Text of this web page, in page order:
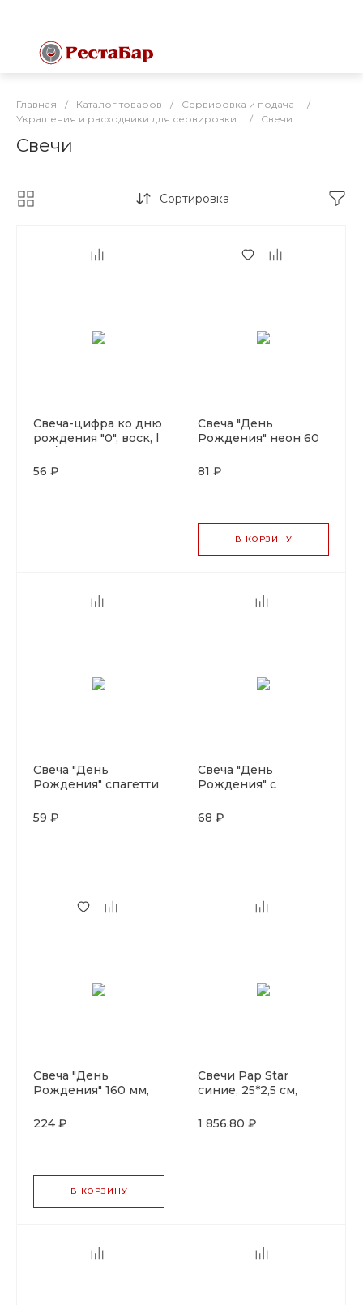
Главная / Каталог товаров / Сервировка и подача
/
Украшения и расходники для сервировки
/ Свечи
Свечи
Сортировка
Свеча-цифра ко дню
рождения "0", воск, l
белый+красный
56 ₽
Свеча "День
Рождения" неон 60
81 ₽
В КОРЗИНУ
Свеча "День
Рождения" спагетти
59 ₽
Свеча "День
Рождения" с
68 ₽
Свеча "День
Рождения" 160 мм,
224 ₽
В КОРЗИНУ
Свечи Pap Star
синие, 25*2,5 см,
стеарином, 50 шт
1 856.80 ₽